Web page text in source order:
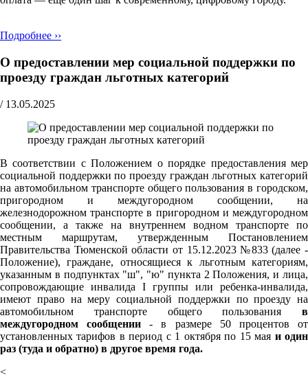
Подробнее ››
О предоставлении мер социальной поддержки по
проезду граждан льготных категорий
/ 13.05.2025
В соответствии с Положением о порядке предоставления мер
социальной поддержки по проезду граждан льготных категорий
на автомобильном транспорте общего пользования в городском,
пригородном и междугородном сообщении, на
железнодорожном транспорте в пригородном и междугородном
сообщении, а также на внутреннем водном транспорте по
местным маршрутам, утвержденным Постановлением
Правительства Тюменской области от 15.12.2023 №833 (далее -
Положение), граждане, относящиеся к льготным категориям,
указанным в подпунктах "ш", "ю" пункта 2 Положения, и лица,
сопровождающие инвалида I группы или ребенка-инвалида,
имеют право на меру социальной поддержки по проезду на
автомобильном транспорте общего пользования в
междугородном сообщении - в размере 50 процентов от
установленных тарифов в период с 1 октября по 15 мая и один
раз (туда и обратно) в другое время года.
<